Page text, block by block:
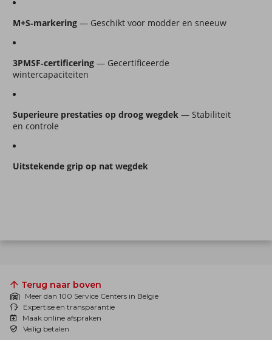
M+S‑markering — Geschikt voor modder en sneeuw
3PMSF‑certificering — Gecertificeerde
wintercapaciteiten
Superieure prestaties op droog wegdek — Stabiliteit
en controle
Uitstekende grip op nat wegdek
Terug naar boven
Meer dan 100 Service Centers in Belgie
Expertise en transparantie
Maak online afspraken
Veilig betalen